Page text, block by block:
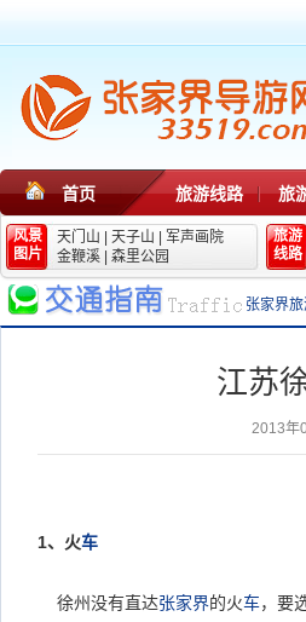
首页 旅游线路 旅
风景
图片
天门山 天子山
军声画院
金鞭溪
森里公园
旅游
线路
张家界
江苏
2013年
1、火车
徐州没有直达张家界的火车，要